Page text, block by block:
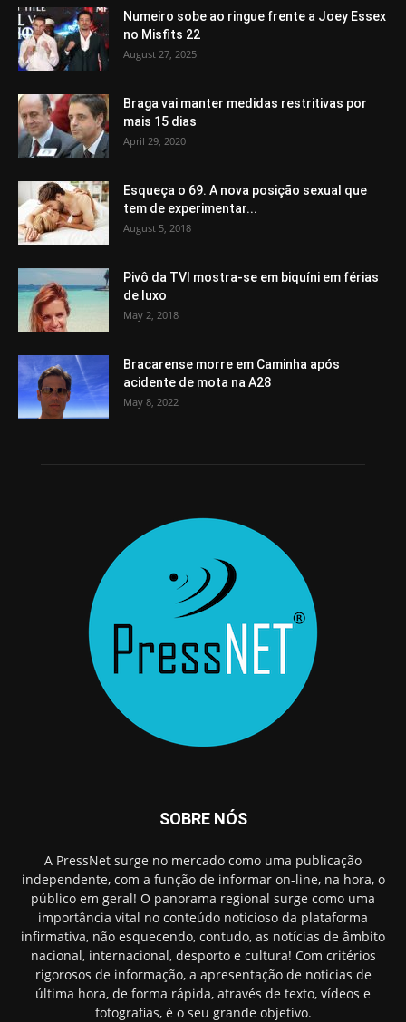
Numeiro sobe ao ringue frente a Joey Essex
no Misfits 22
August 27, 2025
Braga vai manter medidas restritivas por
mais 15 dias
April 29, 2020
Esqueça o 69. A nova posição sexual que
tem de experimentar...
August 5, 2018
Pivô da TVI mostra-se em biquíni em férias
de luxo
May 2, 2018
Bracarense morre em Caminha após
acidente de mota na A28
May 8, 2022
SOBRE NÓS
A PressNet surge no mercado como uma publicação
independente, com a função de informar on-line, na hora, o
público em geral! O panorama regional surge como uma
importância vital no conteúdo noticioso da plataforma
infirmativa, não esquecendo, contudo, as notícias de âmbito
nacional, internacional, desporto e cultura! Com critérios
rigorosos de informação, a apresentação de noticias de
última hora, de forma rápida, através de texto, vídeos e
fotografias, é o seu grande objetivo.